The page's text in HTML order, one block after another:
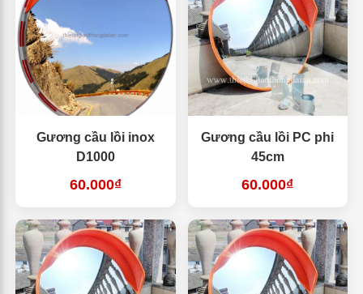
Gương cầu lồi inox
D1000
60.000₫
Gương cầu lồi PC phi
45cm
60.000₫